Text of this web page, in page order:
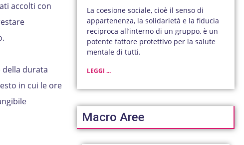
accolti con
durata
in cui le ore
La coesione sociale, cioè il senso di
appartenenza, la solidarietà e la fiducia
reciproca all’interno di un gruppo, è un
potente fattore protettivo per la salute
mentale di tutti.
LEGGI ...
Macro Aree